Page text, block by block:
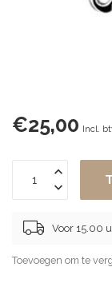
€25,00 Incl.
Voor 15.00
Toevoegen om te